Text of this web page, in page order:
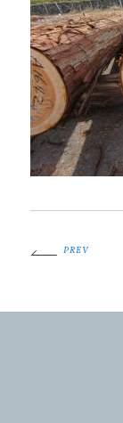
PREV